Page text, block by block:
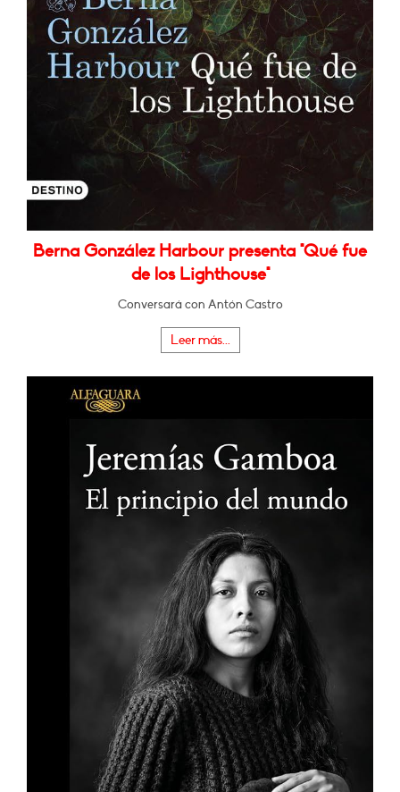
Berna González Harbour presenta "Qué fue
de los Lighthouse"
Conversará con Antón Castro
Leer más...